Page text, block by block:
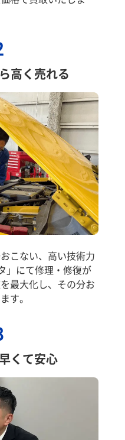
高く売れる
こない、高い技術力
」にて修理・修復が
最大化し、その分お
す。
くて安心